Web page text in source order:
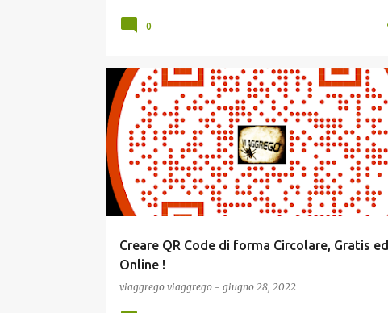
0
Creare QR Code di forma Circolare, Gratis ed
Online !
viaggrego viaggrego - giugno 28, 2022
COMUNICAZIONE ECONOMIA GASTRONOMIA